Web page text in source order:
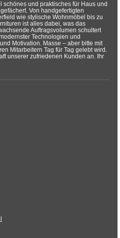
schönes und praktisches für Haus und
Von handgefertigten
wie stylische Wohnmöbel bis zu
ist alles dabei, was das
Auftragsvolumen schultert
Technologien und
Motivation. Masse – aber bitte mit
Mitarbeitern Tag für Tag gelebt wird.
unserer zufriedenen Kunden an. Ihr